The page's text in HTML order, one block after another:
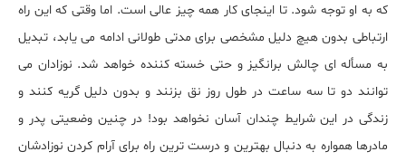
که به او توجه شود. تا اینجای کار همه چیز عالی است. اما وقتی که این راه
ارتباطی بدون هیچ دلیل مشخصی برای مدتی طولانی ادامه می یابد، تبدیل
به مسأله ای چالش برانگیز و حتی خسته کننده خواهد شد. نوزادان می
توانند دو تا سه ساعت در طول روز نق بزنند و بدون دلیل گریه کنند و
زندگی در این شرایط چندان آسان نخواهد بود! در چنین وضعیتی پدر و
مادرها همواره به دنبال بهترین و درست ترین راه برای آرام کردن نوزادشان